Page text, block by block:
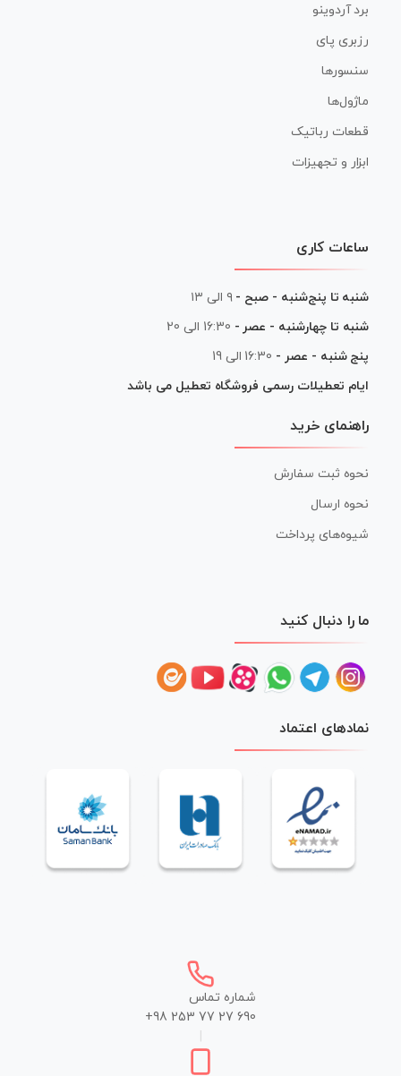
برد آردوینو
رزبری پای
سنسورها
ماژول‌ها
قطعات رباتیک
ابزار و تجهیزات
ساعات کاری
شنبه تا پنج‌شنبه - صبح - ۹ الی ۱۳
شنبه تا چهارشنبه - عصر - 16:30 الی 20
پنج شنبه - عصر - 16:30 الی 19
ایام تعطیلات رسمی فروشگاه تعطیل می باشد
راهنمای خرید
نحوه ثبت سفارش
نحوه ارسال
شیوه‌های پرداخت
ما را دنبال کنید
نمادهای اعتماد
شماره تماس
+98 253 77 27 690